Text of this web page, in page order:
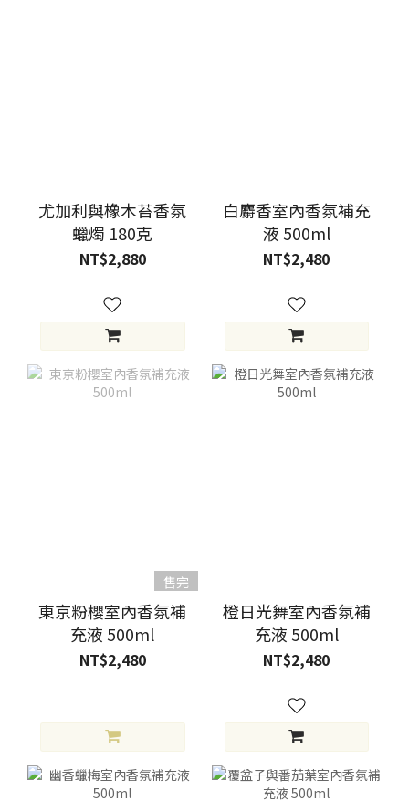
尤加利與橡木苔香氛
蠟燭 180克
NT$2,880
白麝香室內香氛補充
液 500ml
NT$2,480
售完
東京粉櫻室內香氛補
充液 500ml
NT$2,480
橙日光舞室內香氛補
充液 500ml
NT$2,480